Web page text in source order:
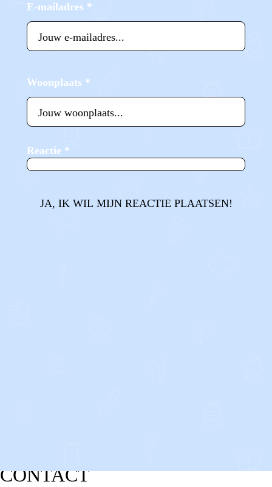
E-mailadres *
Woonplaats *
Reactie *
JA, IK WIL MIJN REACTIE PLAATSEN!
CONTACT